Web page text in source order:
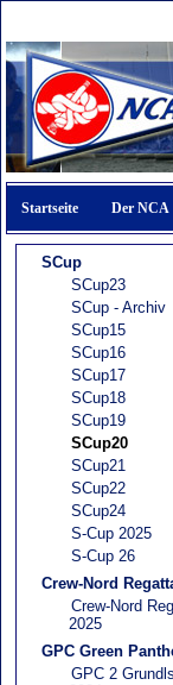
Startseite Der NCA
SCup
SCup23
SCup - Archiv
SCup15
SCup16
SCup17
SCup18
SCup19
SCup20
SCup21
SCup22
SCup24
S-Cup 2025
S-Cup 26
Crew-Nord
Crew-Nord
2025
GPC Green
GPC 2